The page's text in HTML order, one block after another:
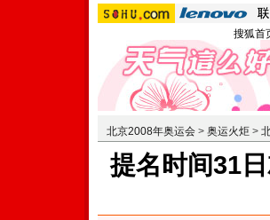
搜狐首
北京2008年奥运会 > 奥运火炬 >
提名时间31